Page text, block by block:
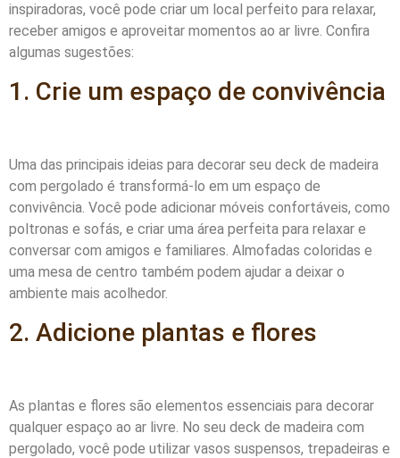
inspiradoras, você pode criar um local perfeito para relaxar,
receber amigos e aproveitar momentos ao ar livre. Confira
algumas sugestões:
1. Crie um espaço de convivência
Uma das principais ideias para decorar seu deck de madeira
com pergolado é transformá-lo em um espaço de
convivência. Você pode adicionar móveis confortáveis, como
poltronas e sofás, e criar uma área perfeita para relaxar e
conversar com amigos e familiares. Almofadas coloridas e
uma mesa de centro também podem ajudar a deixar o
ambiente mais acolhedor.
2. Adicione plantas e flores
As plantas e flores são elementos essenciais para decorar
qualquer espaço ao ar livre. No seu deck de madeira com
pergolado, você pode utilizar vasos suspensos, trepadeiras e